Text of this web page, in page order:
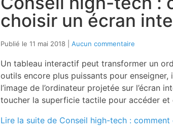
choisir un écran
Publié le 11 mai 2018 Aucun commentaire
Un tableau interactif peut transformer un
outils encore plus puissants pour enseigner,
l’image de l’ordinateur projetée sur l’écran
toucher la superficie tactile pour accéder
Lire la suite de Conseil high-tech :